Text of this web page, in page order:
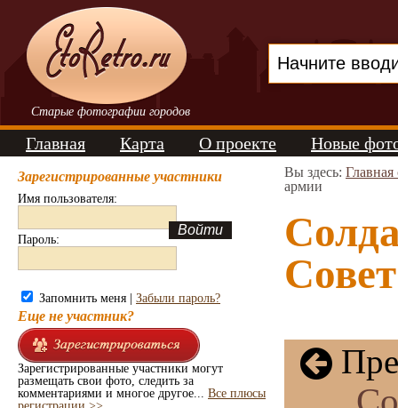
Старые фотографии городов
Главная Карта О проекте Новые
Зарегистрированные участники
Имя пользователя:
Пароль:
Запомнить меня | Забыли пароль?
Еще не участник?
Зарегистрированные участники могут
размещать свои фото, следить за
комментариями и многое другое... Все плюсы
Вы здесь: Главная
армии